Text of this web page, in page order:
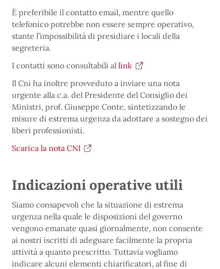
È preferibile il contatto email, mentre quello
telefonico potrebbe non essere sempre operativo,
stante l’impossibilità di presidiare i locali della
segreteria.
I contatti sono consultabili al link
Il Cni ha inoltre provveduto a inviare una nota
urgente alla c.a. del Presidente del Consiglio dei
Ministri, prof. Giuseppe Conte, sintetizzando le
misure di estrema urgenza da adottare a sostegno dei
liberi professionisti.
Scarica la nota CNI
Indicazioni operative utili
Siamo consapevoli che la situazione di estrema
urgenza nella quale le disposizioni del governo
vengono emanate quasi giornalmente, non consente
ai nostri iscritti di adeguare facilmente la propria
attività a quanto prescritto. Tuttavia vogliamo
indicare alcuni elementi chiarificatori, al fine di